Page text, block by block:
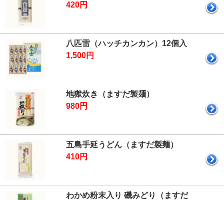
420円
八匹雷（ハッチカンカン）12個入
1,500円
地獄炊き（ますだ製麺）
980円
五島手延うどん（ますだ製麺）
410円
わかめ粉末入り 磯みどり（ますだ